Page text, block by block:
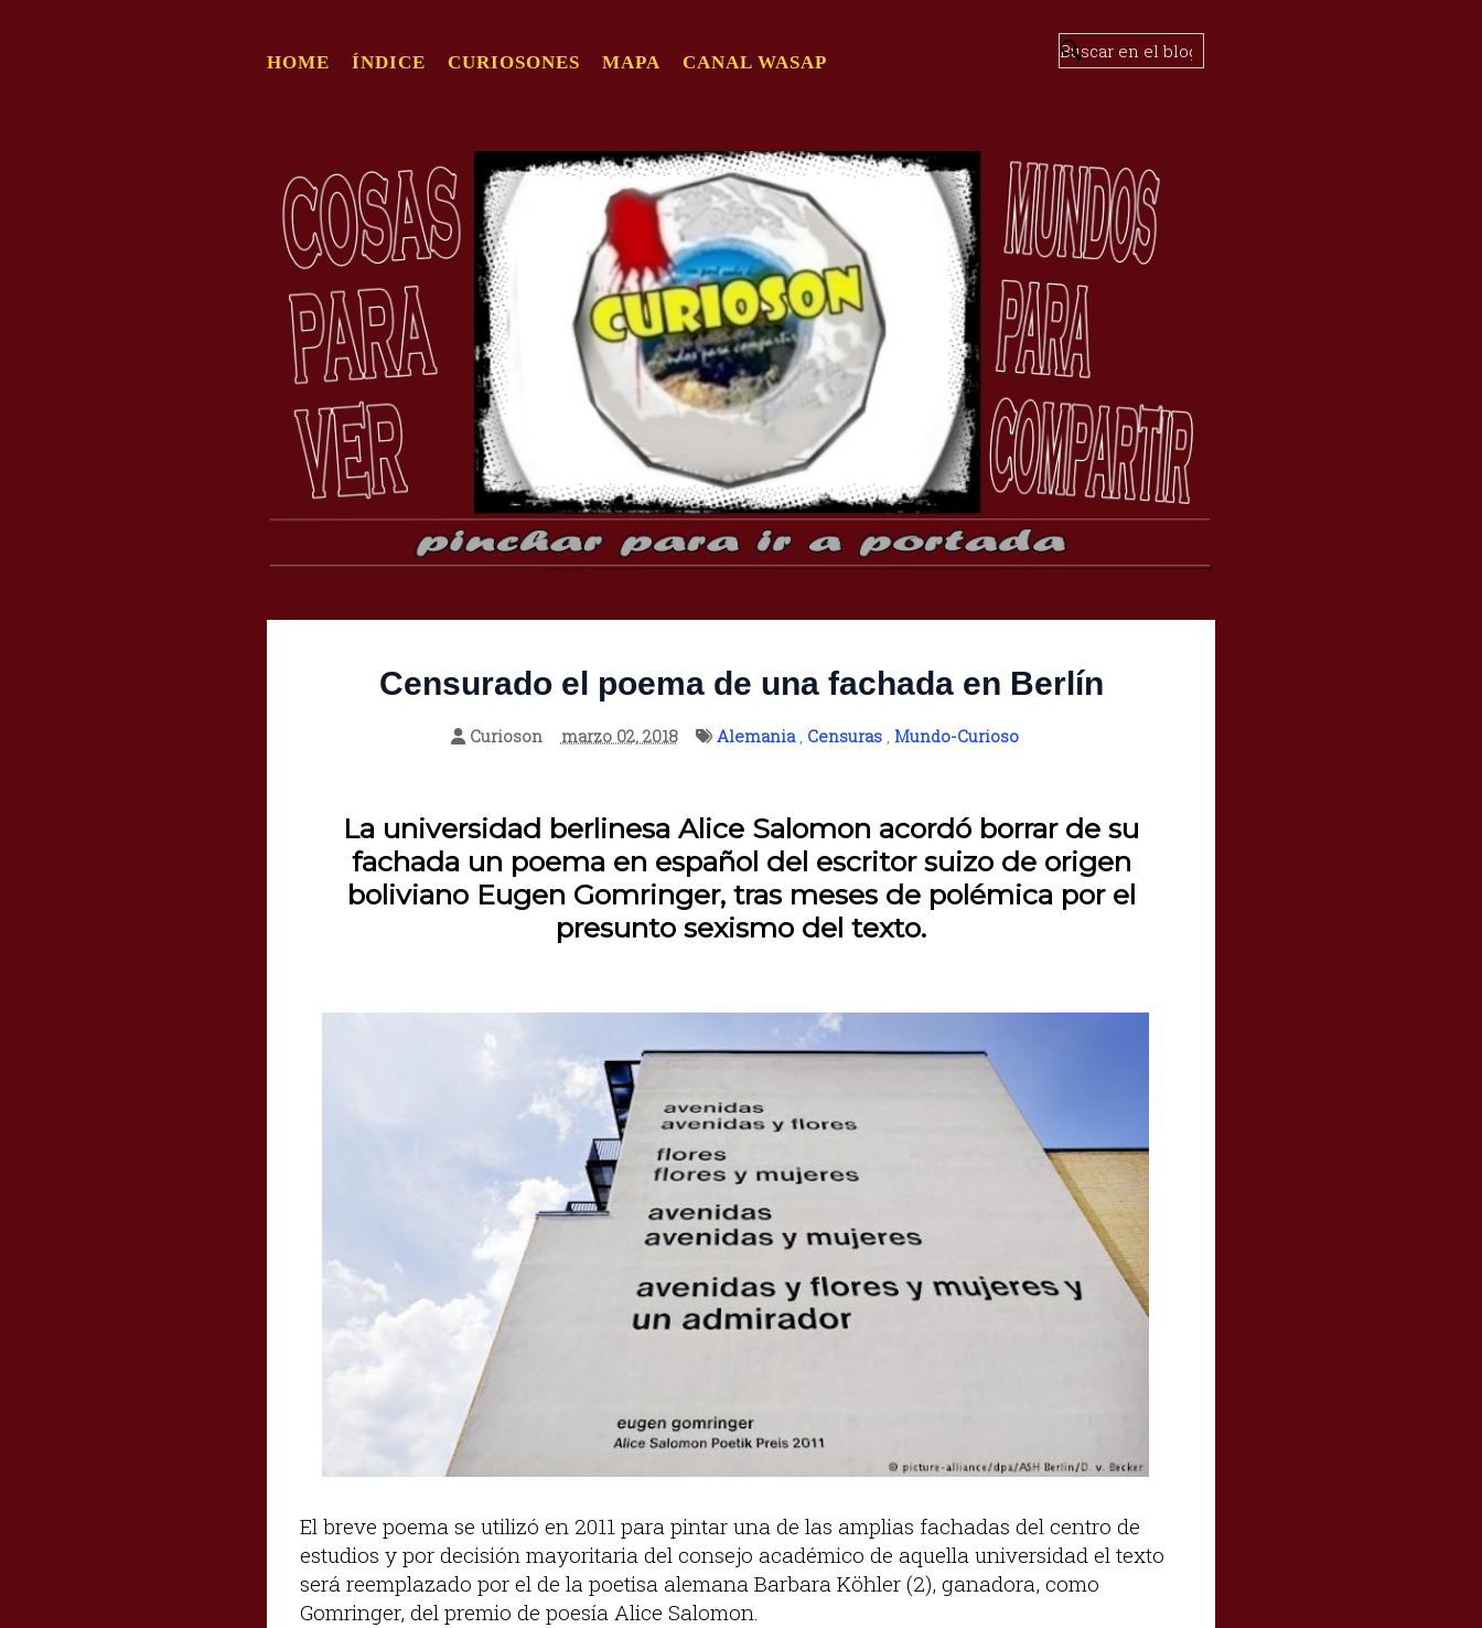
HOME ÍNDICE CURIOSONES MAPA CANAL WASAP
Censurado el poema de una fachada en Berlín
Curioson marzo 02, 2018 Alemania, Censuras, Mundo-Curioso
La universidad berlinesa Alice Salomon acordó borrar de su
fachada un poema en español del escritor suizo de origen
boliviano Eugen Gomringer, tras meses de polémica por el
presunto sexismo del texto.
El breve poema se utilizó en 2011 para pintar una de las amplias fachadas del centro de
estudios y por decisión mayoritaria del consejo académico de aquella universidad el texto
será reemplazado por el de la poetisa alemana Barbara Köhler (2), ganadora, como
Gomringer, del premio de poesía Alice Salomon.